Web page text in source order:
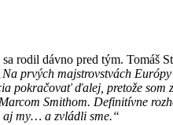
rodil dávno pred tým. Tomáš
„Na prvých majstrovstvách
ďalej, pretože som
Smithom. Definitívne
aj my… a zvládli sme.“